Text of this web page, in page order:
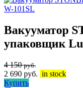
Вакууматор
упаковщик
4 150руб.
2 690 руб. in stock
Купить